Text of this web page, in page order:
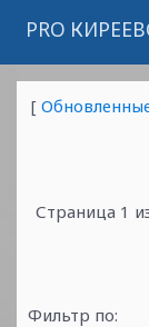
PRO
[
Страница 1
Фильтр по: